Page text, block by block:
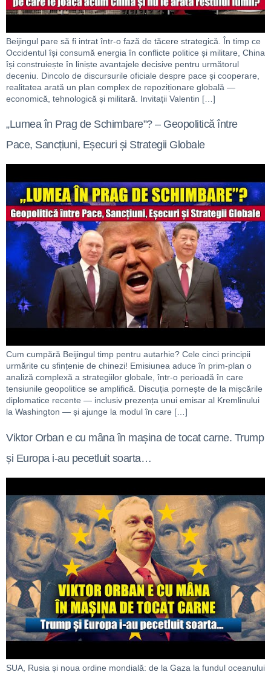
Beijingul pare să fi intrat într-o fază de tăcere strategică. În timp ce
Occidentul își consumă energia în conflicte politice și militare, China
își construiește în liniște avantajele decisive pentru următorul
deceniu. Dincolo de discursurile oficiale despre pace și cooperare,
realitatea arată un plan complex de repoziționare globală —
economică, tehnologică și militară. Invitații Valentin […]
„Lumea în Prag de Schimbare”? – Geopolitică între
Pace, Sancțiuni, Eșecuri și Strategii Globale
Cum cumpără Beijingul timp pentru autarhie? Cele cinci principii
urmărite cu sfințenie de chinezi! Emisiunea aduce în prim-plan o
analiză complexă a strategiilor globale, într-o perioadă în care
tensiunile geopolitice se amplifică. Discuția pornește de la mișcările
diplomatice recente — inclusiv prezența unui emisar al Kremlinului
la Washington — și ajunge la modul în care […]
Viktor Orban e cu mâna în mașina de tocat carne. Trump
și Europa i-au pecetluit soarta…
SUA, Rusia și noua ordine mondială: de la Gaza la fundul oceanului